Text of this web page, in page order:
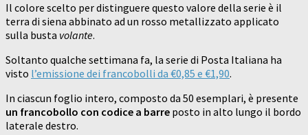
Il colore scelto per distinguere questo valore della serie è il
terra di siena abbinato ad un rosso metallizzato applicato
sulla busta volante.
Soltanto qualche settimana fa, la serie di Posta Italiana ha
visto l’emissione dei francobolli da €0,85 e €1,90.
In ciascun foglio intero, composto da 50 esemplari, è presente
un francobollo con codice a barre posto in alto lungo il bordo
laterale destro.